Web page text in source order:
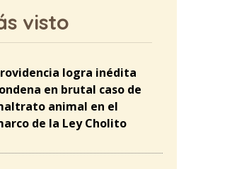
visto
logra inédita
en brutal caso de
animal en el
de la Ley Cholito